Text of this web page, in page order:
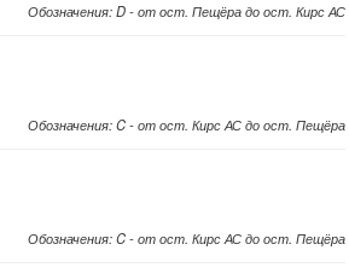
Обозначения: D - от ост. Пещёра до ост. Кирс АС
Обозначения: C - от ост. Кирс АС до ост. Пещёра
Обозначения: C - от ост. Кирс АС до ост. Пещёра